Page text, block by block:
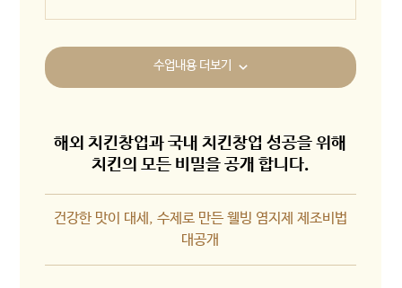
수업내용 더보기
해외 치킨창업과 국내 치킨창업 성공을 위해
치킨의 모든 비밀을 공개 합니다.
건강한 맛이 대세, 수제로 만든 웰빙 염지제 제조비법
대공개